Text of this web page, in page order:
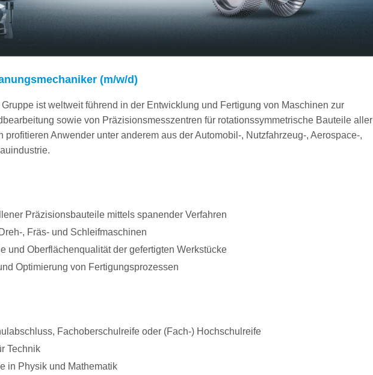
(m/w/d)
ist weltweit führend in der Entwicklung und Fertigung von Maschinen zur
sowie von Präzisionsmesszentren für rotationssymmetrische Bauteile aller
profitieren Anwender unter anderem aus der Automobil-, Nutzfahrzeug-, Aerospace-,
Präzisionsbauteile mittels spanender Verfahren
, Fräs- und Schleifmaschinen
und Oberflächenqualität der gefertigten Werkstücke
Optimierung von Fertigungsprozessen
Fachoberschulreife oder (Fach-) Hochschulreife
Technik
in Physik und Mathematik